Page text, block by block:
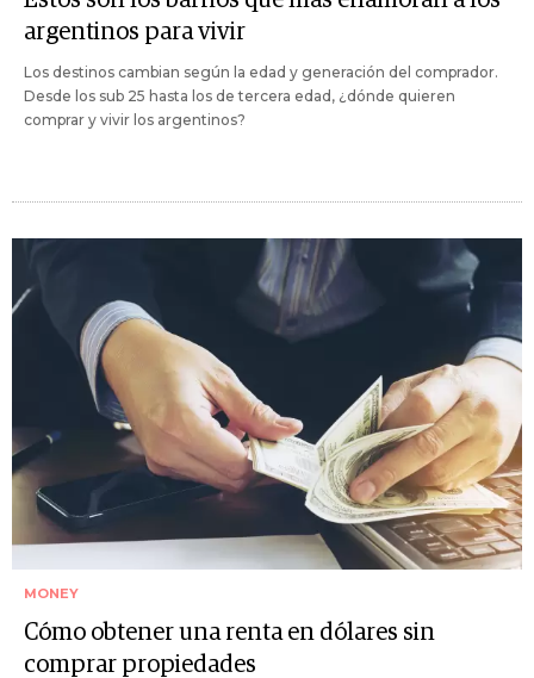
argentinos para vivir
Los destinos cambian según la edad y generación del comprador.
Desde los sub 25 hasta los de tercera edad, ¿dónde quieren
comprar y vivir los argentinos?
MONEY
Cómo obtener una renta en dólares sin
comprar propiedades